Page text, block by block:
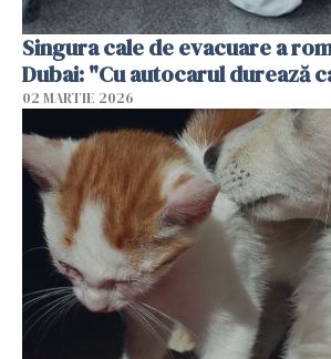
Singura cale de evacuare a
Dubai: "Cu autocarul durează
02 MARTIE 2026